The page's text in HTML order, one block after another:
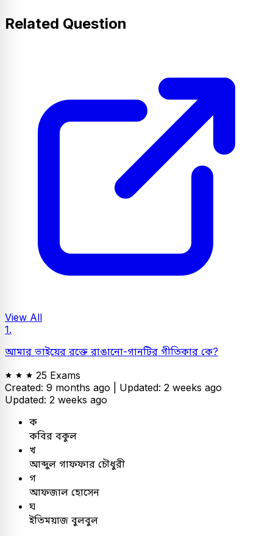
Related Question
View All
1.
আমার ভাইয়ের রক্তে রাঙানো-গানটির গীতিকার কে?
25 Exams
Created: 9 months ago | Updated: 2 weeks ago
Updated: 2 weeks ago
ক
কবির বকুল
খ
আব্দুল গাফফার চৌধুরী
গ
আফজাল হোসেন
ঘ
ইতিময়াজ বুলবুল